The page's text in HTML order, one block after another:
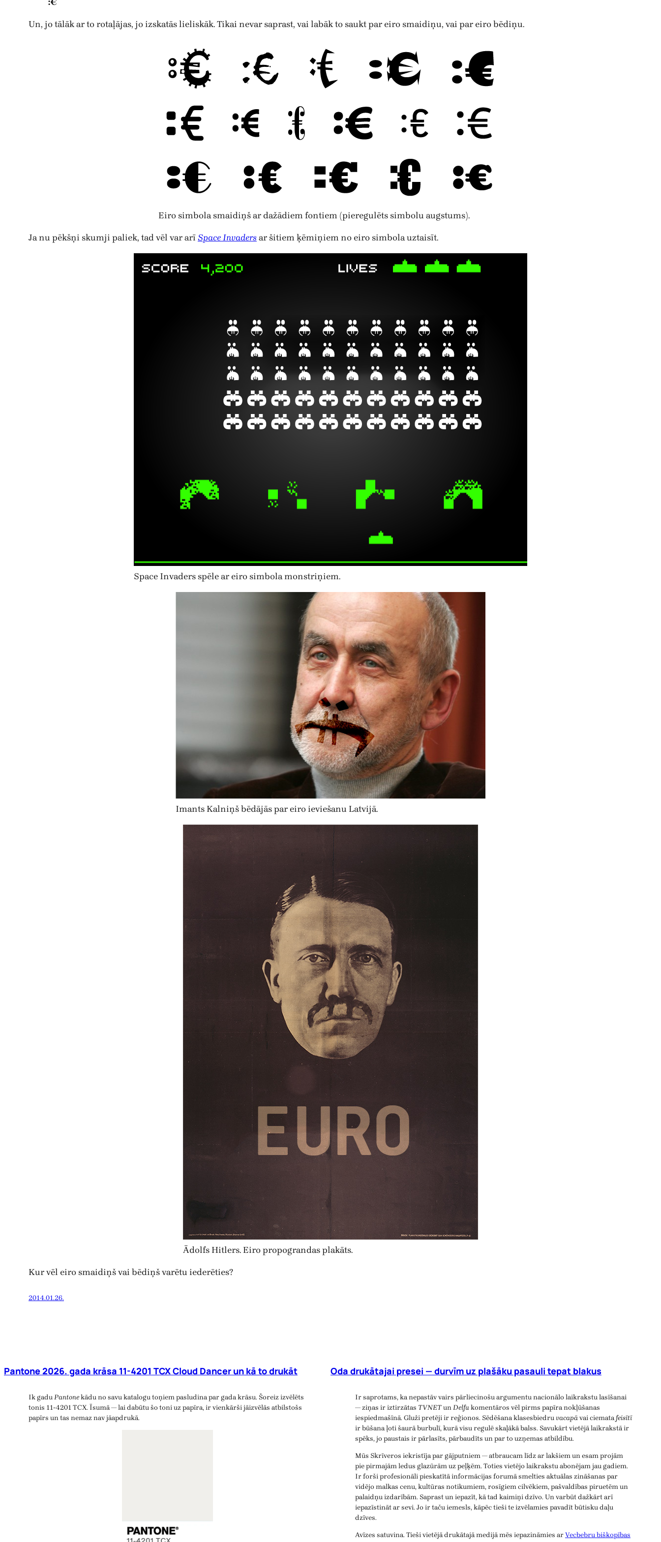
Un, jo tālāk ar to rotaļājas, jo izskatās lieliskāk. Tikai nevar saprast, vai labāk to saukt par eiro smaidiņu, vai par eiro bēdiņu.
Eiro simbola smaidiņš ar dažādiem fontiem (pieregulēts simbolu augstums).
Ja nu pēkšņi skumji paliek, tad vēl var arī Space Invadersar šitiem ķēmiņiem no eiro simbola uztaisīt.
Space Invaders spēle ar eiro simbola monstriņiem.
Imants Kalniņš bēdājās par eiro ieviešanu Latvijā.
Ādolfs Hitlers. Eiro propograndas plakāts.
Kur vēl eiro smaidiņš vai bēdiņš varētu iederēties?
2014.01.26.
Pantone 2026. gada krāsa 11-4201 TCX Cloud Dancer un kā to drukāt
Ik gaduPantonekādu no savu katalogu toņiem pasludina par gada krāsu. Šoreiz izvēlēts
tonis 11-4201 TCX. Īsumā — lai dabūtu šo toni uz papīra, ir vienkārši jāizvēlās atbilstošs
papīrs un tas nemaz nav jāapdrukā.
Oda drukātajai presei — durvīm uz plašāku pasauli tepat blakus
Ir saprotams, ka nepastāv vairs pārliecinošu argumentu nacionālo laikrakstu lasīšanai
— ziņas ir iztirzātas TVNETunDelfukomentāros vēl pirms papīra nokļūšanas
iespiedmašīnā. Gluži pretēji ir reģionos. Sēdēšana klasesbiedruvacapāvai ciematafeisītī
ir būšana ļoti šaurā burbulī, kurā visu regulē skaļākā balss. Savukārt vietējā laikrakstā ir
spēks, jo paustais ir pārlasīts, pārbaudīts un par to uzņemas atbildību.
Mūs Skrīveros iekristīja par gājputniem — atbraucam līdz ar lakšiem un esam projām
pie pirmajām ledus glazūrām uz peļķēm. Toties vietējo laikrakstu abonējam jau gadiem.
Ir forši profesionāli pieskatītā informācijas forumā smelties aktuālas zināšanas par
vidējo malkas cenu, kultūras notikumiem, rosīgiem cilvēkiem, pašvaldības piruetēm un
palaidņu izdarībām. Saprast un iepazīt, kā tad kaimiņi dzīvo. Un varbūt dažkārt arī
iepazīstināt ar sevi. Jo ir taču iemesls, kāpēc tieši te izvēlamies pavadīt būtisku daļu
dzīves.
Avīzes satuvina. Tieši vietējā drukātajā medijā mēs iepazināmies arVecbebru biškopības